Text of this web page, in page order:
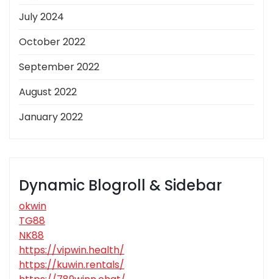
July 2024
October 2022
September 2022
August 2022
January 2022
Dynamic Blogroll & Sidebar
okwin
TG88
NK88
https://vipwin.health/
https://kuwin.rentals/